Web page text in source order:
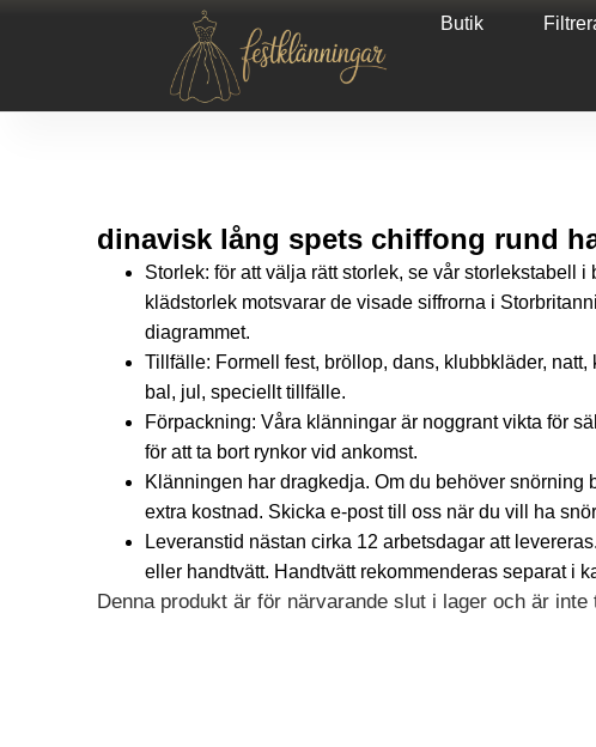
Butik
dinavisk lång spets chiffong rund
Storlek: för att välja rätt storlek, se vår storlekstabell
klädstorlek motsvarar de visade siffrorna i
diagrammet.
Tillfälle: Formell fest, bröllop, dans, klubbkläder, natt,
bal, jul, speciellt tillfälle.
Förpackning: Våra klänningar är noggrant vikta för
för att ta bort rynkor vid ankomst.
Klänningen har dragkedja. Om du behöver snörning
extra kostnad. Skicka e-post till oss när du vill ha
Leveranstid nästan cirka 12 arbetsdagar att
eller handtvätt. Handtvätt rekommenderas separat i
Denna produkt är för närvarande slut i lager och är inte